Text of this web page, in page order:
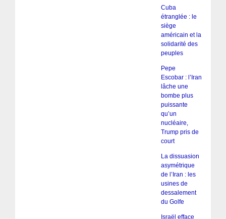
Cuba
étranglée : le
siège
américain et la
solidarité des
peuples
Pepe
Escobar : l’Iran
lâche une
bombe plus
puissante
qu’un
nucléaire,
Trump pris de
court
La dissuasion
asymétrique
de l’Iran : les
usines de
dessalement
du Golfe
Israël efface